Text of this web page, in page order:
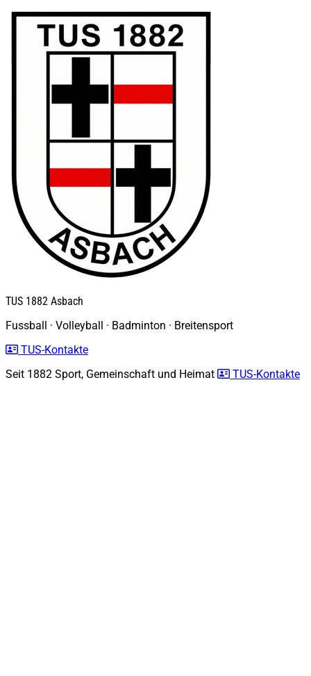
TUS 1882 Asbach
Fussball · Volleyball · Badminton · Breitensport
TUS-Kontakte
Seit 1882 Sport, Gemeinschaft und Heimat TUS-Kontakte